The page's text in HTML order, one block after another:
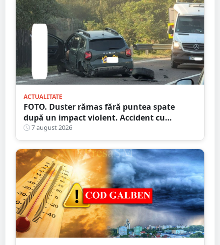
ACTUALITATE
FOTO. Duster rămas fără puntea spate
după un impact violent. Accident cu
implicarea unei mașini din Satu Mare
7 august 2026